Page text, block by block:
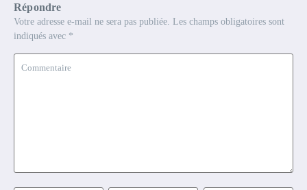
Répondre
Votre adresse e-mail ne sera pas publiée. Les champs obligatoires sont
indiqués avec *